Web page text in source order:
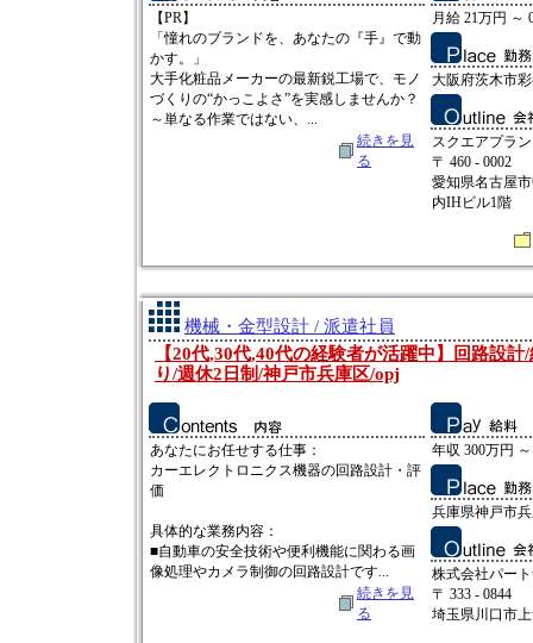
【PR】
「憧れのブランドを、あなたの『手』で動
かす。」
大手化粧品メーカーの最新鋭工場で、モノ
づくりの“かっこよさ”を実感しませんか？
～単なる作業ではない、...
続きを見
る
月給 21万円 ～
大阪府茨木市
スクエアプラ
〒 460 - 0002
愛知県名古屋
内IHビル1階
機械・金型設計 / 派遣社員
【20代,30代,40代の経験者が活躍中】回路設
り/週休2日制/神戸市兵庫区/opj
あなたにお任せする仕事：
カーエレクトロニクス機器の回路設計・評
価
具体的な業務内容：
■自動車の安全技術や便利機能に関わる画
像処理やカメラ制御の回路設計です...
続きを見
る
年収 300万円
兵庫県神戸市
株式会社パー
〒 333 - 0844
埼玉県川口市